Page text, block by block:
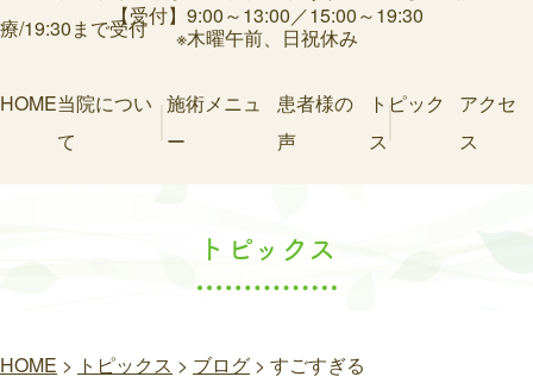
【受付】9:00～13:00／15:00～19:30
※木曜午前、日祝休み
HOME当院につい
て
施術メニュ
ー
患者様の
声
トピック
ス
アクセ
ス
トピックス
HOME > トピックス > ブログ > すごすぎる